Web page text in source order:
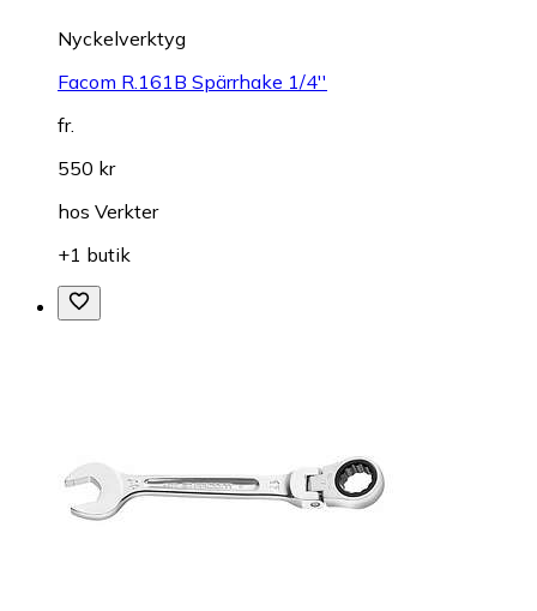
Nyckelverktyg
Facom R.161B Spärrhake 1/4''
fr.
550 kr
hos Verkter
+1 butik